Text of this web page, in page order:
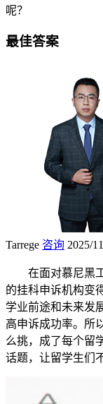
呢？
最佳答案
Tarrege 咨询 2025/
在面对慕尼黑工
的挂科申诉机构变
学业前途和未来发
高申诉成功率。所
么挑，成了每个留
话题，让留学生们